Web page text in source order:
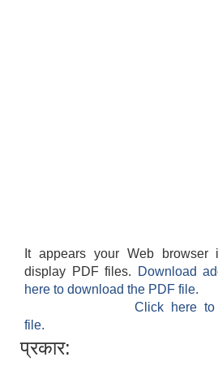
It appears your Web browser
display PDF files.
Download
here to download the PDF file.
Click here
file.
प्रकार: